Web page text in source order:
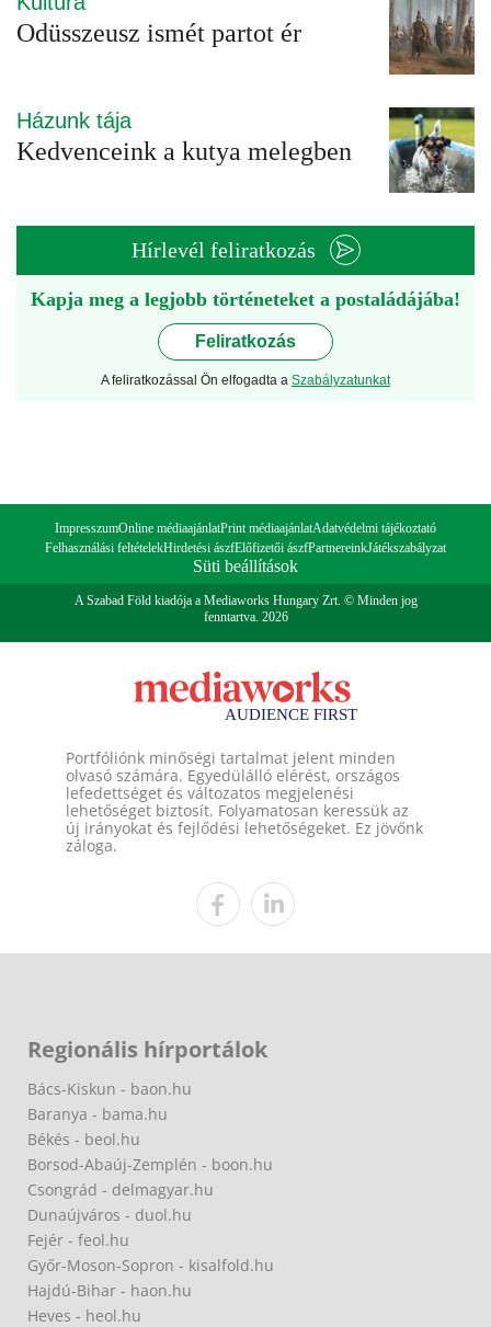
Odüsszeusz ismét partot ér
Házunk tája
Kedvenceink a kutya melegben
Hírlevél feliratkozás
Kapja meg a legjobb történeteket a postaládájába!
Feliratkozás
A feliratkozással Ön elfogadta a Szabályzatunkat
ImpresszumOnline médiaajánlatPrint médiaajánlatAdatvédelmi tájékoztató
Felhasználási feltételekHirdetési ászfElőfizetői ászfPartnereinkJátékszabályzat
Süti beállítások
A Szabad Föld kiadója a Mediaworks Hungary Zrt. © Minden jog
fenntartva. 2026
Portfóliónk minőségi tartalmat jelent minden
olvasó számára. Egyedülálló elérést, országos
lefedettséget és változatos megjelenési
lehetőséget biztosít. Folyamatosan keressük az
új irányokat és fejlődési lehetőségeket. Ez jövőnk
záloga.
Regionális hírportálok
Bács-Kiskun - baon.hu
Baranya - bama.hu
Békés - beol.hu
Borsod-Abaúj-Zemplén - boon.hu
Csongrád - delmagyar.hu
Dunaújváros - duol.hu
Fejér - feol.hu
Győr-Moson-Sopron - kisalfold.hu
Hajdú-Bihar - haon.hu
Heves - heol.hu